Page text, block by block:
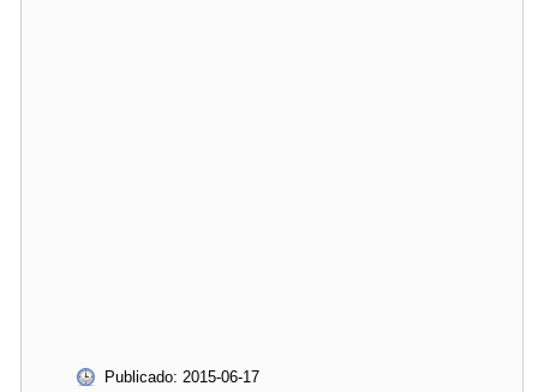
Publicado: 2015-06-17